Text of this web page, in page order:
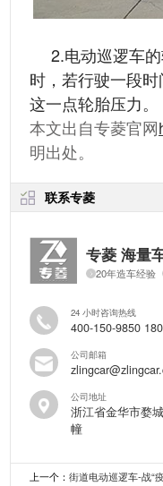
2.电动巡逻车
时，若行驶一段
这一点轮胎压力。
本文出自专菱官网
明出处。
联系专菱
专菱 海量
20年造车经验
24 小时咨询热线
400-150-9850
公司邮箱
公司地址
浙江省金华市婺
幢
上一个： 街道电动巡逻车-战“